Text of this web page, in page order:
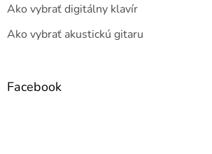
Ako vybrať digitálny klavír
Ako vybrať akustickú gitaru
Facebook